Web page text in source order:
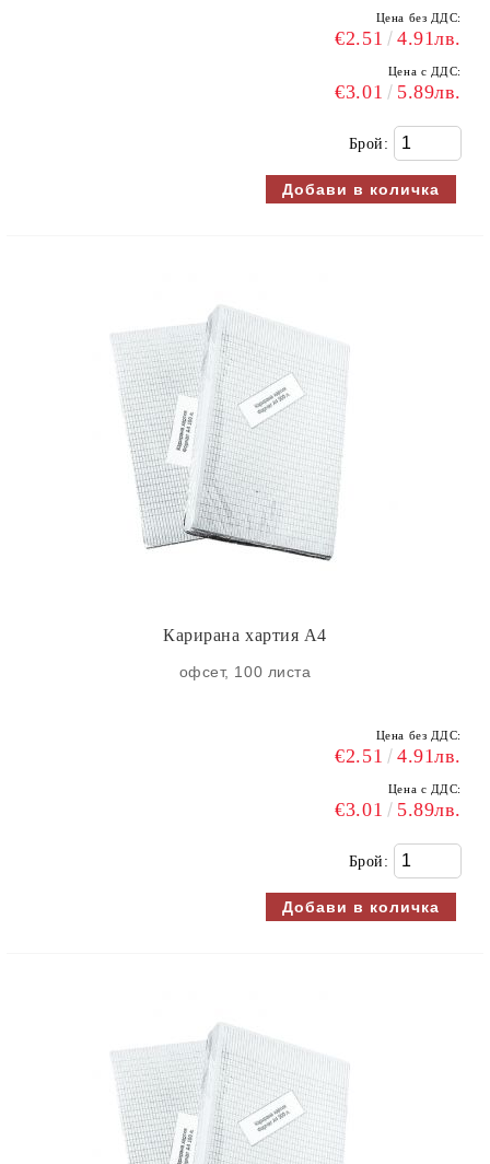
Цена без ДДС:
€2.51 4.91лв.
Цена с ДДС:
€3.01 5.89лв.
Брой:
Карирана хартия А4
офсет, 100 листа
Цена без ДДС:
€2.51 4.91лв.
Цена с ДДС:
€3.01 5.89лв.
Брой: